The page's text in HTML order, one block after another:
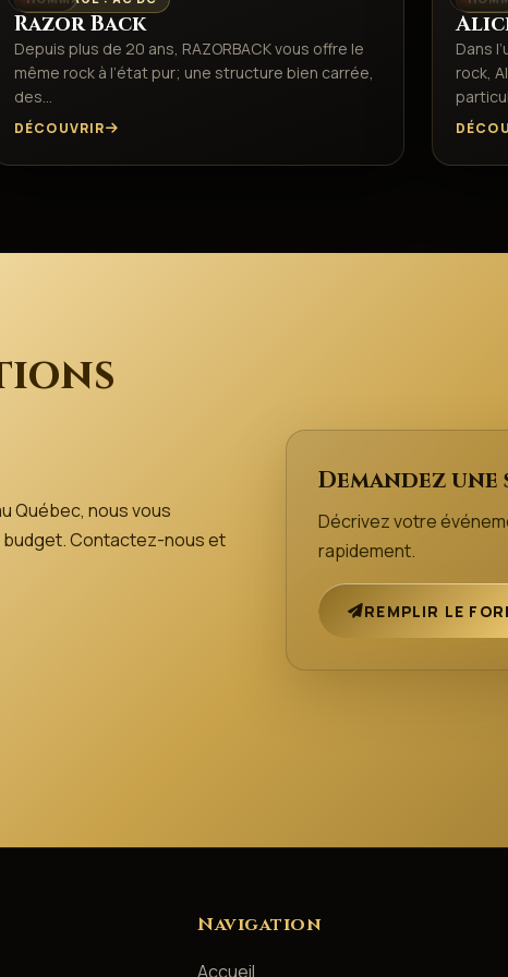
Razor Back
Depuis plus de 20 ans, RAZORBACK vous offre le
même rock à l’état pur; une structure bien carrée,
des…
DÉCOUVRIR
Dans
rock,
Québec, nous vous
budget. Contactez-nous et
Demandez
Décrivez votre
rapidement.
REMPLIR LE
Navigation
Accueil